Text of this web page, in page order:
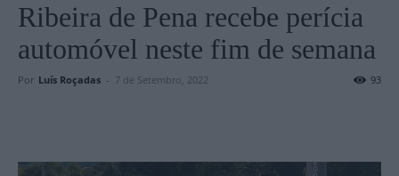
Ribeira de Pena recebe perícia
automóvel neste fim de semana
Por Luís Roçadas - 7 de Setembro, 2022 93